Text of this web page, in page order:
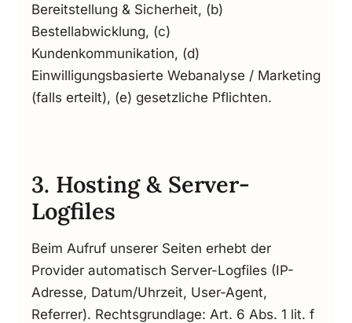
Bereitstellung & Sicherheit, (b)
Bestellabwicklung, (c)
Kundenkommunikation, (d)
Einwilligungsbasierte Webanalyse / Marketing
(falls erteilt), (e) gesetzliche Pflichten.
3. Hosting & Server-
Logfiles
Beim Aufruf unserer Seiten erhebt der
Provider automatisch Server-Logfiles (IP-
Adresse, Datum/Uhrzeit, User-Agent,
Referrer). Rechtsgrundlage: Art. 6 Abs. 1 lit. f